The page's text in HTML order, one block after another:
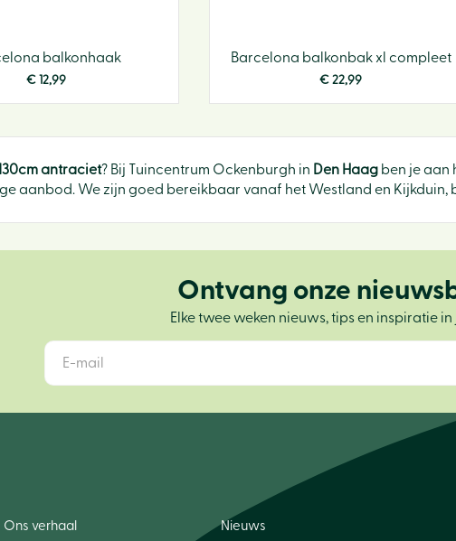
balkonhaak
€ 12,99
Barcelona balkonbak xl compleet
€ 22,99
antraciet? Bij Tuincentrum Ockenburgh in Den Haag ben je aan
aanbod. We zijn goed bereikbaar vanaf het Westland en
Ontvang onze
Elke twee weken nieuws, tips en inspiratie in
Ons verhaal Nieuws